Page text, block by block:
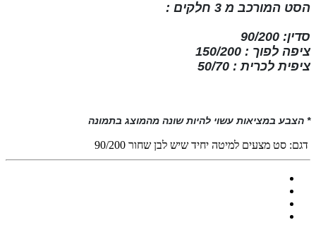
הסט המורכב מ 3 חלקים :
סדין: 90/200
ציפה לפוך : 150/200
ציפית לכרית : 50/70
* הצבע במציאות עשוי להיות שונה מהמוצג בתמונה
דגם: סט מצעים למיטה יחיד שיש לבן שחור 90/200